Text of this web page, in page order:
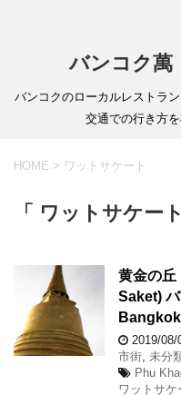
バンコク萬
バンコクのローカルレストラ
交通での行き方
HOME > ワットサケート
「 ワットサケー
黄金の丘
Saket)
2019/08/
市街 未分
Phu
ワットサケ